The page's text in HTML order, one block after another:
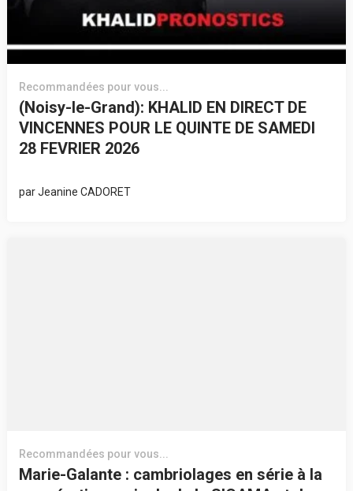
Recommandées pour vous...
(Noisy-le-Grand): KHALID EN DIRECT DE
VINCENNES POUR LE QUINTE DE SAMEDI
28 FEVRIER 2026
parJeanine CADORET
Recommandées pour vous...
Marie-Galante : cambriolages en série à la